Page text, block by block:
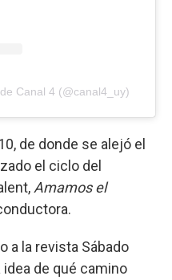
Canal 4 (@canal4_uy)
de donde se alejó el
el ciclo del
Amamos el
a la revista Sábado
idea de qué camino